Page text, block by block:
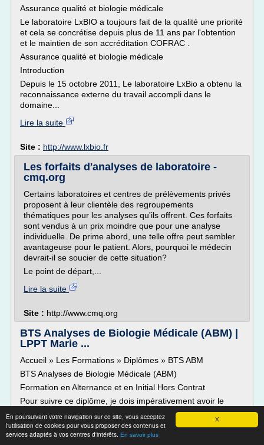
X
En poursuivant votre navigation sur ce site, vous acceptez
l'utilisation de cookies pour vous proposer des contenus et
services adaptés à vos centres d'intérêts. En savoir plus
Assurance qualité et biologie médicale
Le laboratoire LxBIO a toujours fait de la qualité une priorité
et cela se concrétise depuis plus de 11 ans par l'obtention
et le maintien de son accréditation COFRAC .
Assurance qualité et biologie médicale
Introduction
Depuis le 15 octobre 2011, Le laboratoire LxBio a obtenu la
reconnaissance externe du travail accompli dans le
domaine...
Lire la suite
Site : http://www.lxbio.fr
Les forfaits d'analyses de laboratoire -
cmq.org
Certains laboratoires et centres de prélèvements privés
proposent à leur clientèle des regroupements
thématiques pour les analyses qu'ils offrent. Ces forfaits
sont vendus à un prix moindre que pour une analyse
individuelle. De prime abord, une telle offre peut sembler
avantageuse pour le patient. Alors, pourquoi le médecin
devrait-il se soucier de cette situation?
Le point de départ,...
Lire la suite
Site : http://www.cmq.org
BTS Analyses de Biologie Médicale (ABM) |
LPPT Marie ...
Accueil » Les Formations » Diplômes » BTS ABM
BTS Analyses de Biologie Médicale (ABM)
Formation en Alternance et en Initial Hors Contrat
Pour suivre ce diplôme, je dois impérativement avoir le
Bac S, avec la faculté de m'adapter rapidement à
l'environnement professionnel.